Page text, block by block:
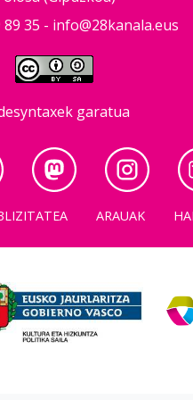
89 35 - info@28kanala.eus
garatua
ARAUAK